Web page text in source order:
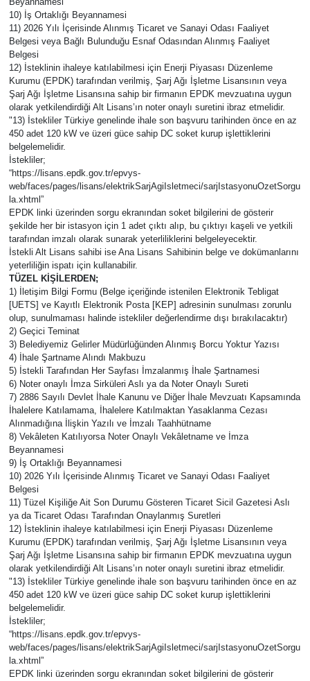
10) İş Ortaklığı Beyannamesi
11) 2026 Yılı İçerisinde Alınmış Ticaret ve Sanayi Odası Faaliyet
Belgesi veya Bağlı Bulunduğu Esnaf Odasından Alınmış Faaliyet
Belgesi
12) İsteklinin ihaleye katılabilmesi için Enerji Piyasası Düzenleme
Kurumu (EPDK) tarafından verilmiş, Şarj Ağı İşletme Lisansının veya
Şarj Ağı İşletme Lisansına sahip bir firmanın EPDK mevzuatına uygun
olarak yetkilendirdiği Alt Lisans’ın noter onaylı suretini ibraz etmelidir.
"13) İstekliler Türkiye genelinde ihale son başvuru tarihinden önce en az
450 adet 120 kW ve üzeri güce sahip DC soket kurup işlettiklerini
belgelemelidir.
İstekliler;
“https://lisans.epdk.gov.tr/epvys-
web/faces/pages/lisans/elektrikSarjAgiIsletmeci/sarjIstasyonuOzetSorgu
la.xhtml”
EPDK linki üzerinden sorgu ekranından soket bilgilerini de gösterir
şekilde her bir istasyon için 1 adet çıktı alıp, bu çıktıyı kaşeli ve yetkili
tarafından imzalı olarak sunarak yeterliliklerini belgeleyecektir.
İstekli Alt Lisans sahibi ise Ana Lisans Sahibinin belge ve dokümanlarını
yeterliliğin ispatı için kullanabilir.
TÜZEL KİŞİLERDEN;
1) İletişim Bilgi Formu (Belge içeriğinde istenilen Elektronik Tebligat
[UETS] ve Kayıtlı Elektronik Posta [KEP] adresinin sunulması zorunlu
olup, sunulmaması halinde istekliler değerlendirme dışı bırakılacaktır)
2) Geçici Teminat
3) Belediyemiz Gelirler Müdürlüğünden Alınmış Borcu Yoktur Yazısı
4) İhale Şartname Alındı Makbuzu
5) İstekli Tarafından Her Sayfası İmzalanmış İhale Şartnamesi
6) Noter onaylı İmza Sirküleri Aslı ya da Noter Onaylı Sureti
7) 2886 Sayılı Devlet İhale Kanunu ve Diğer İhale Mevzuatı Kapsamında
İhalelere Katılamama, İhalelere Katılmaktan Yasaklanma Cezası
Alınmadığına İlişkin Yazılı ve İmzalı Taahhütname
8) Vekâleten Katılıyorsa Noter Onaylı Vekâletname ve İmza
Beyannamesi
9) İş Ortaklığı Beyannamesi
10) 2026 Yılı İçerisinde Alınmış Ticaret ve Sanayi Odası Faaliyet
Belgesi
11) Tüzel Kişiliğe Ait Son Durumu Gösteren Ticaret Sicil Gazetesi Aslı
ya da Ticaret Odası Tarafından Onaylanmış Suretleri
12) İsteklinin ihaleye katılabilmesi için Enerji Piyasası Düzenleme
Kurumu (EPDK) tarafından verilmiş, Şarj Ağı İşletme Lisansının veya
Şarj Ağı İşletme Lisansına sahip bir firmanın EPDK mevzuatına uygun
olarak yetkilendirdiği Alt Lisans’ın noter onaylı suretini ibraz etmelidir.
"13) İstekliler Türkiye genelinde ihale son başvuru tarihinden önce en az
450 adet 120 kW ve üzeri güce sahip DC soket kurup işlettiklerini
belgelemelidir.
İstekliler;
“https://lisans.epdk.gov.tr/epvys-
web/faces/pages/lisans/elektrikSarjAgiIsletmeci/sarjIstasyonuOzetSorgu
la.xhtml”
EPDK linki üzerinden sorgu ekranından soket bilgilerini de gösterir